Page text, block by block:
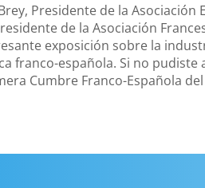
Presidente de la
de la Asociación
exposición sobre la
franco-española. Si no
Cumbre Franco-Española